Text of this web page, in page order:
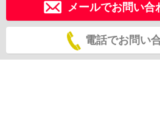
メールでお問い合
電話でお問い